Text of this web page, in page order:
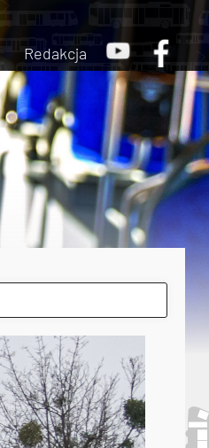
Redakcja